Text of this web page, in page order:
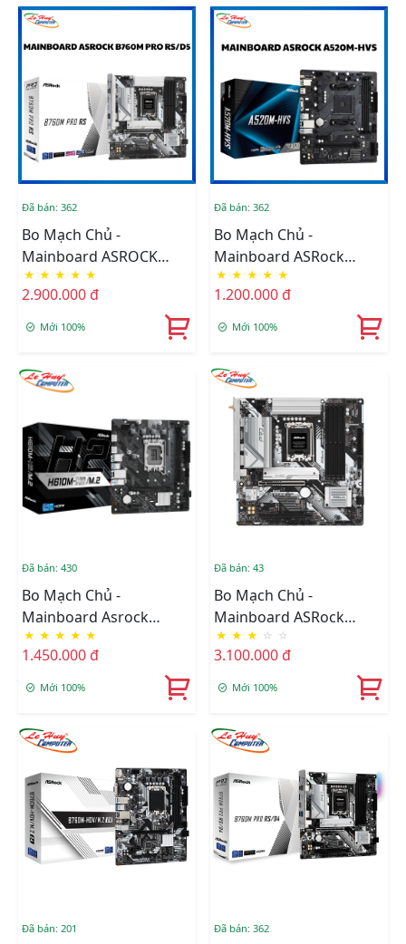
Đã bán: 362
Bo Mạch Chủ -
Mainboard ASROCK
B760M PRO RS/D5
★ ★ ★ ★ ★
2.900.000 đ
Mới 100%
Đã bán: 362
Bo Mạch Chủ -
Mainboard ASRock
A520M-HVS (Chipset
AMD A520, Socket AM4,
DDR4 64GB, M-ATX)
★ ★ ★ ★ ★
1.200.000 đ
Mới 100%
Đã bán: 430
Bo Mạch Chủ -
Mainboard Asrock
H610M-H2/M.2 DDR4
★ ★ ★ ★ ★
1.450.000 đ
Mới 100%
Đã bán: 43
Bo Mạch Chủ -
Mainboard ASRock
B760M Pro Rs Wifi DDR5
★ ★ ★ ☆ ☆
3.100.000 đ
Mới 100%
Đã bán: 201 Đã bán: 362